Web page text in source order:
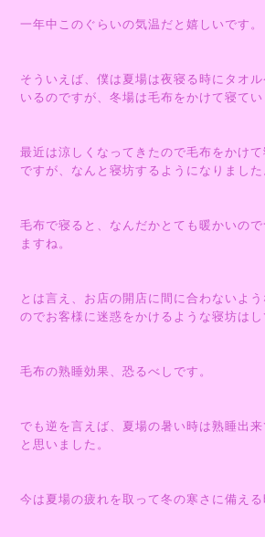
一年中このぐらいの気温だと嬉しいです。
そういえば、僕は夏場は夜寝る時にタオ
いるのですが、冬場は毛布をかけて寝てい
最近は涼しくなってきたので毛布をかけ
ですが、なんと寝坊するようになりました
毛布で寝ると、なんだかとても暖かいの
ますね。
とは言え、お店の開店に間に合わないよ
のでお客様に迷惑をかけるような寝坊はし
毛布の熟睡効果、恐るべしです。
でも逆を言えば、夏場の暑い時は熟睡出
と思いました。
今は夏場の疲れを取って冬の寒さに備える